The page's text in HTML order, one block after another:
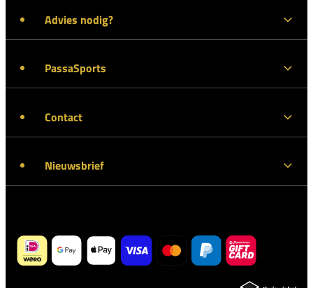
Advies nodig?
PassaSports
Contact
Nieuwsbrief